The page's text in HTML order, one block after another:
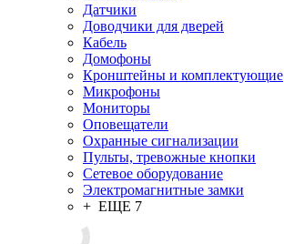
Датчики
Доводчики для дверей
Кабель
Домофоны
Кронштейны и комплектующие
Микрофоны
Мониторы
Оповещатели
Охранные сигнализации
Пульты, тревожные кнопки
Сетевое оборудование
Электромагнитные замки
+ ЕЩЕ 7